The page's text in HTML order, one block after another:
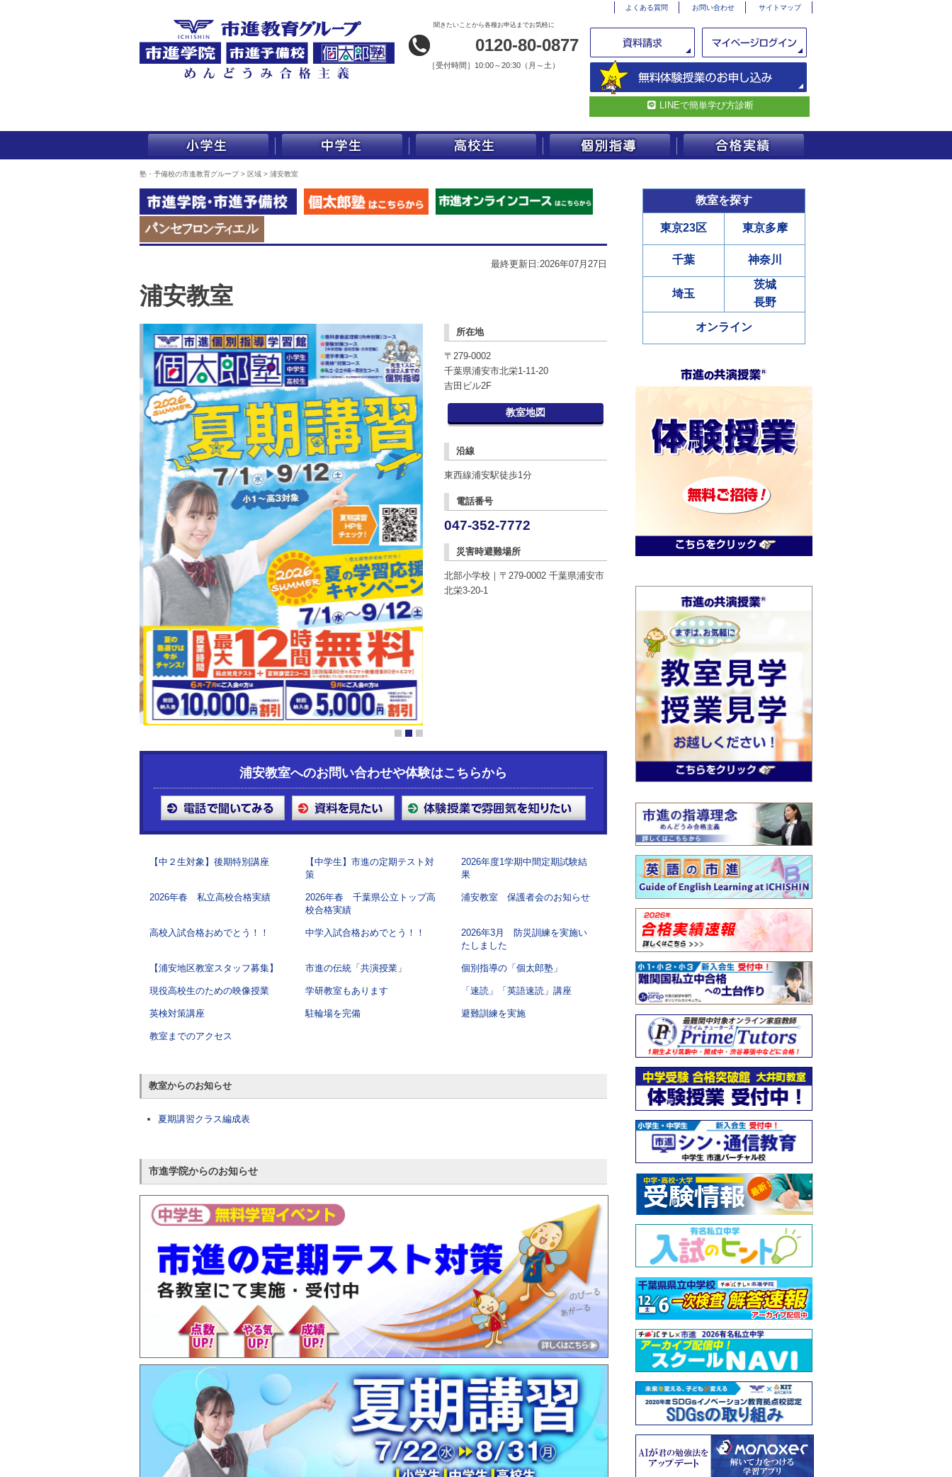
聞きたいことから各種お申込までお気軽に
0120-80-0877
［受付時間］10:00～20:30（月～土）
よくある質問 お問い合わせ サイトマップ
LINEで簡単学び方診断
塾・予備校の市進教育グループ> 区域 > 浦安教室
最終更新日:2026年07月27日
浦安教室
所在地
〒279-0002
千葉県浦安市北栄1-11-20
吉田ビル2F
教室地図
沿線
東西線浦安駅徒歩1分
電話番号
047-352-7772
災害時避難場所
北部小学校｜〒279-0002 千葉県浦安市
北栄3-20-1
1 2
浦安教室へのお問い合わせや体験はこちらから
【中２生対象】後期特別講座
【中学生】市進の定期テスト対
策
2026年度1学期中間定期試験結
果
2026年春 私立高校合格実績
2026年春 千葉県公立トップ高
校合格実績
浦安教室 保護者会のお知らせ
高校入試合格おめでとう！！ 中学入試合格おめでとう！！
2026年3月 防災訓練を実施い
たしました
【浦安地区教室スタッフ募集】 市進の伝統「共演授業」 個別指導の「個太郎塾」
現役高校生のための映像授業 学研教室もあります 「速読」「英語速読」講座
英検対策講座 駐輪場を完備 避難訓練を実施
教室までのアクセス
教室からのお知らせ
夏期講習クラス編成表
市進学院からのお知らせ
教室を探す
東京23区 東京多摩
千葉 神奈川
埼玉
茨城
長野
オンライン